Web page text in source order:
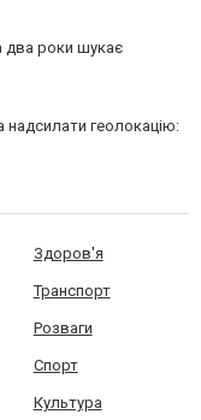
два роки шукає
надсилати геолокацію:
Здоров'я
Транспорт
Розваги
Спорт
Культура